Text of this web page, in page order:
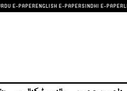
E-PAPERENGLISH E-PAPERSINDHI E-PAPER